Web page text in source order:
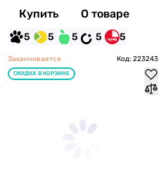
Купить О товаре
5 5 5 5 5
Заканчивается Код: 223243
СКИДКА В КОРЗИНЕ